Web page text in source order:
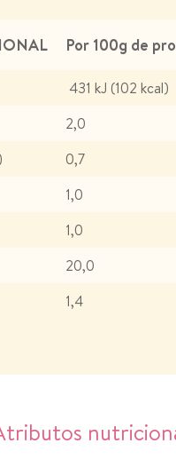
Por 100g de
431 kJ (102 kcal)
2,0
0,7
1,0
1,0
20,0
1,4